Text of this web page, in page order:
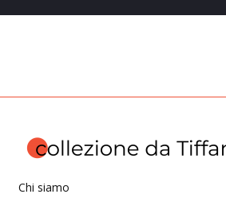
Chi siamo